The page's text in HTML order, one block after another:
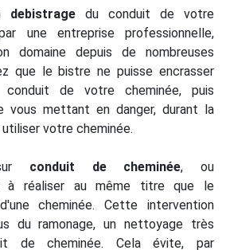
debistrage du conduit de votre
une entreprise professionnelle,
domaine depuis de nombreuses
que le bistre ne puisse encrasser
conduit de votre cheminée, puis
vous mettant en danger, durant la
votre cheminée.
conduit de cheminée, ou
à réaliser au même titre que le
cheminée. Cette intervention
du ramonage, un nettoyage très
de cheminée. Cela évite, par